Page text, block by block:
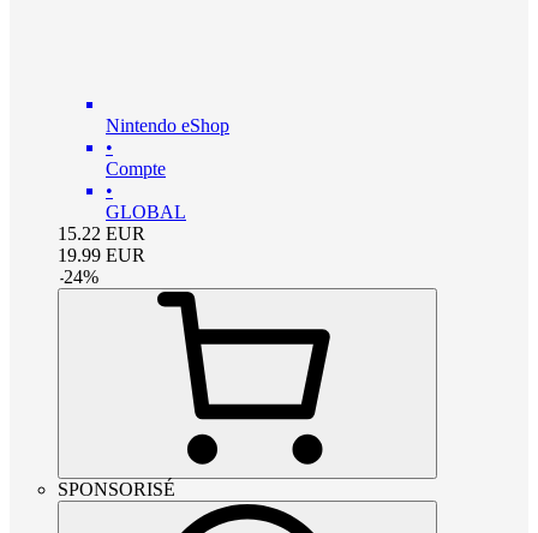
Nintendo eShop
•
Compte
•
GLOBAL
15.22 EUR
19.99 EUR
-24%
SPONSORISÉ